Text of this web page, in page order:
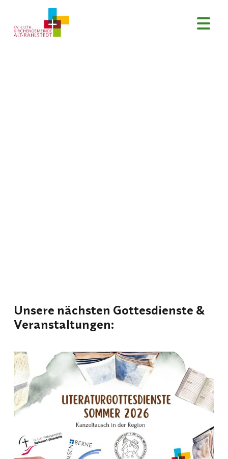
Unsere nächsten Gottesdienste &
Veranstaltungen: